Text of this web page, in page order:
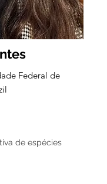
Federal de
de espécies